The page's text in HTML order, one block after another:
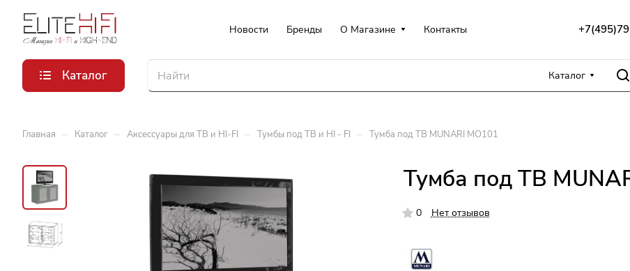
Новости Бренды О Магазине Контакты
Каталог Каталог
Главная – Каталог – Аксессуары для ТВ и HI-FI – Тумбы под ТВ и HI - FI – Тумба под ТВ MUNARI MO101
Тумба под ТВ
0 Нет отзывов